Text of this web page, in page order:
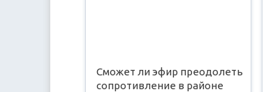
Сможет ли эфир преодолеть
сопротивление в районе